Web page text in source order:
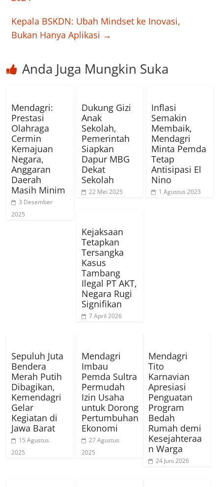
Kepala BSKDN: Ubah Mindset ke Inovasi,
Bukan Hanya Aplikasi →
Anda Juga Mungkin Suka
Mendagri:
Prestasi
Olahraga
Cermin
Kemajuan
Negara,
Anggaran
Daerah
Masih Minim
3 Desember
2025
Dukung Gizi
Anak
Sekolah,
Pemerintah
Siapkan
Dapur MBG
Dekat
Sekolah
22 Mei 2025
Inflasi
Semakin
Membaik,
Mendagri
Minta Pemda
Tetap
Antisipasi El
Nino
1 Agustus 2023
Kejaksaan
Tetapkan
Tersangka
Kasus
Tambang
Ilegal PT AKT,
Negara Rugi
Signifikan
7 April 2026
Sepuluh Juta
Bendera
Merah Putih
Dibagikan,
Kemendagri
Gelar
Kegiatan di
Jawa Barat
15 Agustus
2025
Mendagri
Imbau
Pemda Sultra
Permudah
Izin Usaha
untuk Dorong
Pertumbuhan
Ekonomi
27 Agustus
2025
Mendagri
Tito
Karnavian
Apresiasi
Penguatan
Program
Bedah
Rumah demi
Kesejahteraa
n Warga
24 Juni 2026